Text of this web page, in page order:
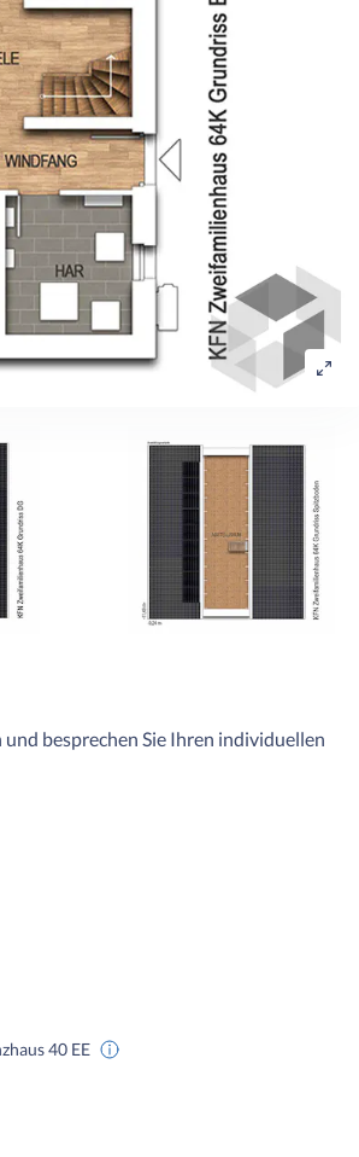
besprechen Sie Ihren individuellen
40 EE